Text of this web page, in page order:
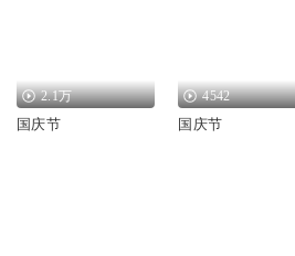
2.1万
国庆节
4542
国庆节